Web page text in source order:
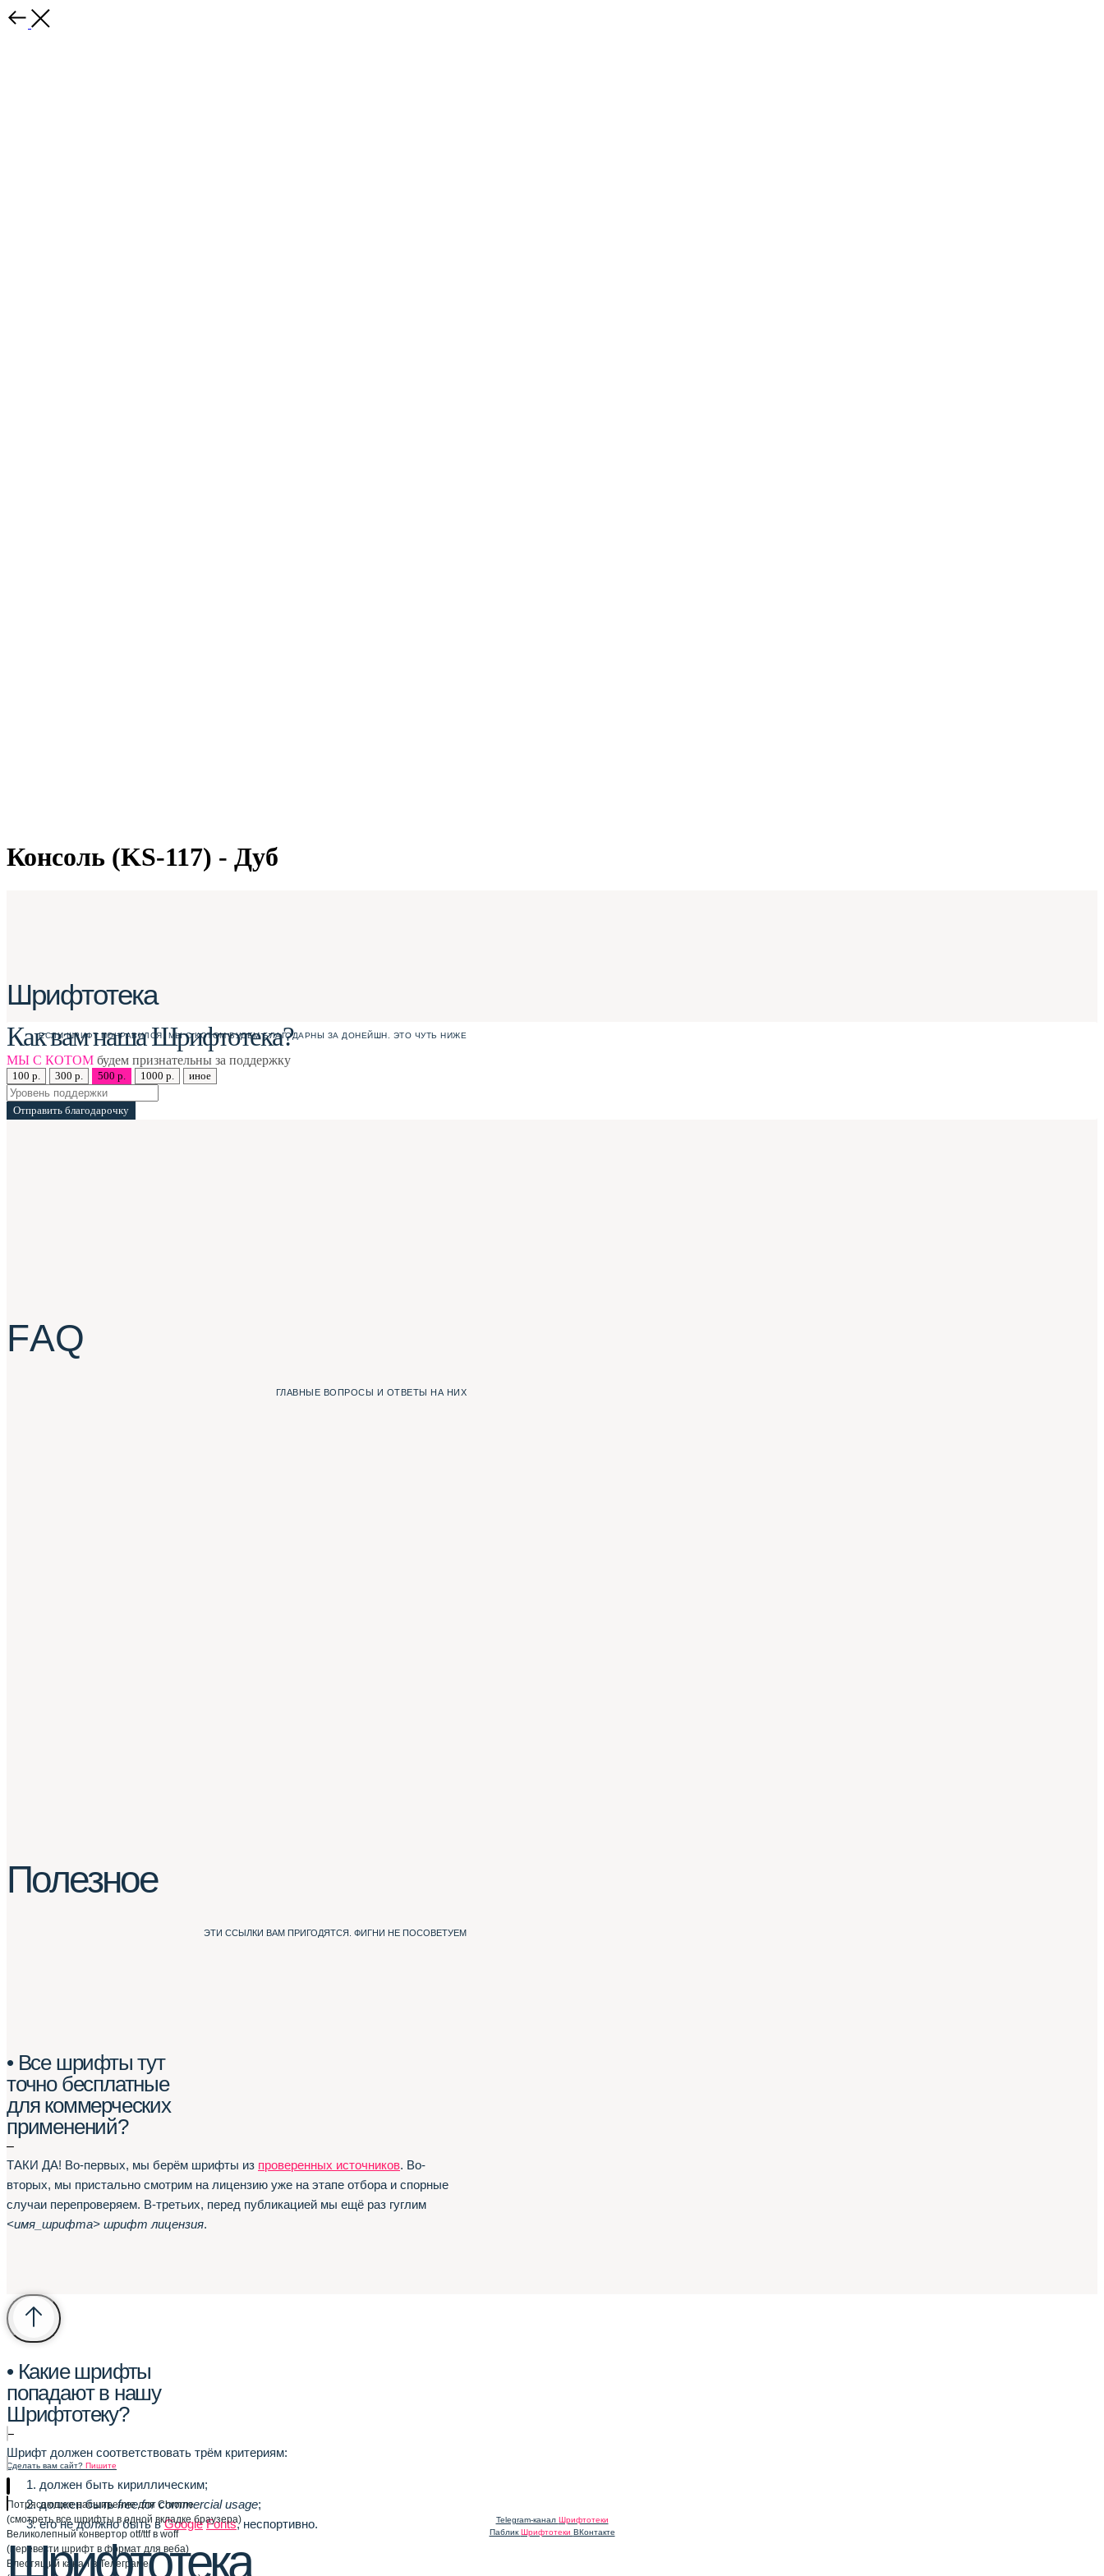
Консоль (KS-117) - Дуб
Шрифтотека
ЕСЛИ ШРИФТ ПОНРАВИЛСЯ, МЫ С КОТОМ БУДЕМ БЛАГОДАРНЫ ЗА ДОНЕЙШН. ЭТО ЧУТЬ НИЖЕ
Как вам наша Шрифтотека?
МЫ С КОТОМ будем признательны за поддержку
100 р. 300 р. 500 р. 1000 р. иное
Отправить благодарочку
F A Q
ГЛАВНЫЕ ВОПРОСЫ И ОТВЕТЫ НА НИХ
• Все шрифты тут
точно бесплатные
для коммерческих
применений?
–
ТАКИ ДА! Во-первых, мы берём шрифты из проверенных источников. Во-
вторых, мы пристально смотрим на лицензию уже на этапе отбора и спорные
случаи перепроверяем. В-третьих, перед публикацией мы ещё раз гуглим
<имя_шрифта> шрифт лицензия.
• Какие шрифты
попадают в нашу
Шрифтотеку?
–
Шрифт должен соответствовать трём критериям:
должен быть кириллическим;
должен бытьfree for commercial usage;
его не должно быть вGoogle Fonts, неспортивно.
Полезное
ЭТИ ССЫЛКИ ВАМ ПРИГОДЯТСЯ. ФИГНИ НЕ ПОСОВЕТУЕМ
Потрясающее расширение для Chrome
(смотреть все шрифты в одной вкладке браузера)
Великолепный конвертор otf/ttf в woff
(перевести шрифт в формат для веба)
Блестящий канал в Телеграме
Сделать вам сайт? Пишите
Telegram-канал Шрифтотеки
Паблик Шрифтотеки ВКонтакте
Шрифтотека